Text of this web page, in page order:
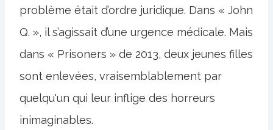
problème était d’ordre juridique. Dans « John
Q. », il s’agissait d’une urgence médicale. Mais
dans « Prisoners » de 2013, deux jeunes filles
sont enlevées, vraisemblablement par
quelqu'un qui leur inflige des horreurs
inimaginables.